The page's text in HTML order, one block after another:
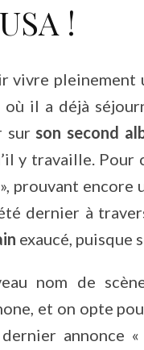
!
vivre pleinement
il a déjà
sur son second
y travaille. Pour
», prouvant encore
dernier à
exaucé, puisque
nom de
et on opte
annonce «